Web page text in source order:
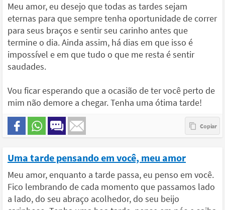
Meu amor, eu desejo que todas as tardes sejam
eternas para que sempre tenha oportunidade de correr
para seus braços e sentir seu carinho antes que
termine o dia. Ainda assim, há dias em que isso é
impossível e em que tudo o que me resta é sentir
saudades.
Vou ficar esperando que a ocasião de ter você perto de
mim não demore a chegar. Tenha uma ótima tarde!
Uma tarde pensando em você, meu amor
Meu amor, enquanto a tarde passa, eu penso em você.
Fico lembrando de cada momento que passamos lado
a lado, do seu abraço acolhedor, do seu beijo